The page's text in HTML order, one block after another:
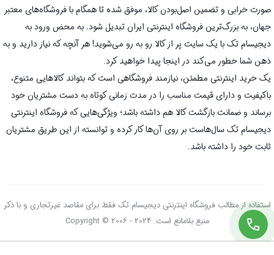
صورت خرابی و تضمین اصل‌بودن کالا، موفق شده تا همگام با فروشگاه‌های معتبر
جهان، به بزرگ‌ترین فروشگاه اینترنتی ایران تبدیل شود. به محض ورود به
دیجیسام تک با یک سایت پر از کالا رو به رو می‌شوید! هر آنچه که نیاز دارید و به
ذهن شما خطور می‌کند در اینجا پیدا خواهید کرد.
یک خرید اینترنتی مطمئن، نیازمند فروشگاهی است که بتواند کالاهایی متنوع،
باکیفیت و دارای قیمت مناسب را در مدت زمانی کوتاه به دست مشتریان خود
برساند و ضمانت بازگشت کالا هم داشته باشد؛ ویژگی‌هایی که فروشگاه اینترنتی
دیجیسام تک سال‌هاست بر روی آن‌ها کار کرده و توانسته از این طریق مشتریان
ثابت خود را داشته باشد.
استفاده از مطالب فروشگاه اینترنتی دیجیسام تک فقط برای مقاصد غیرتجاری و با ذکر
منبع بلامانع است. Copyright © 2006 - 2024